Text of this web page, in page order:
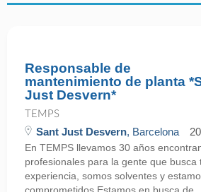
Responsable de
mantenimiento de planta
Just Desvern*
TEMPS
Sant Just Desvern, Barcelona
En TEMPS llevamos 30 años
profesionales para la gente que busca
experiencia, somos solventes y